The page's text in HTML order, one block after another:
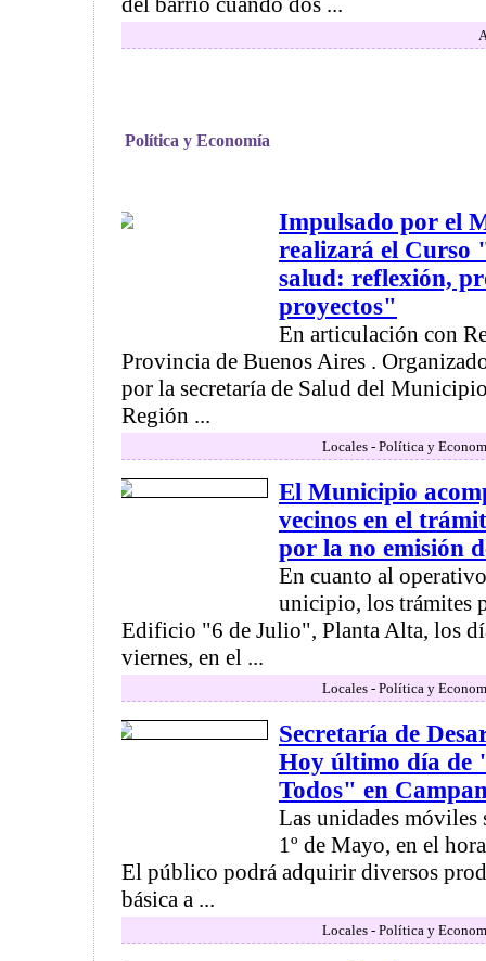
Política y Economía
Impulsado por el
realizará el Curso
salud: reflexión,
proyectos"
En articulación con
Provincia de Buenos Aires .
por la secretaría de Salud del
Región ...
Locales - Política y
El Municipio
vecinos en el
por la no emisión
En cuanto al
unicipio, los trámites
Edificio "6 de Julio", Planta Alta, los
viernes, en el ...
Locales - Política y
Secretaría de
Hoy último día de
Todos" en
Las unidades móviles
1º de Mayo, en el
El público podrá adquirir diversos
básica a ...
Locales - Política y